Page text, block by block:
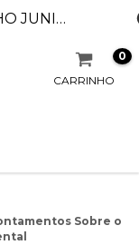
MOACIR RIBEIRO DE CARVALHO JUNIOR - APONTAMENTOS SOBRE O DIREITO PROCESSUAL AMBIENTAL
CARRINHO
0
Sobre o